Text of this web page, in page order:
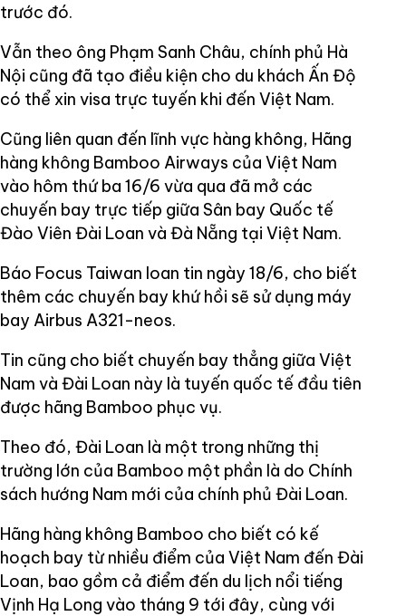
trước đó.
Vẫn theo ông Phạm Sanh Châu, chính phủ Hà
Nội cũng đã tạo điều kiện cho du khách Ấn Độ
có thể xin visa trực tuyến khi đến Việt Nam.
Cũng liên quan đến lĩnh vực hàng không, Hãng
hàng không Bamboo Airways của Việt Nam
vào hôm thứ ba 16/6 vừa qua đã mở các
chuyến bay trực tiếp giữa Sân bay Quốc tế
Đào Viên Đài Loan và Đà Nẵng tại Việt Nam.
Báo Focus Taiwan loan tin ngày 18/6, cho biết
thêm các chuyến bay khứ hồi sẽ sử dụng máy
bay Airbus A321-neos.
Tin cũng cho biết chuyến bay thẳng giữa Việt
Nam và Đài Loan này là tuyến quốc tế đầu tiên
được hãng Bamboo phục vụ.
Theo đó, Đài Loan là một trong những thị
trường lớn của Bamboo một phần là do Chính
sách hướng Nam mới của chính phủ Đài Loan.
Hãng hàng không Bamboo cho biết có kế
hoạch bay từ nhiều điểm của Việt Nam đến Đài
Loan, bao gồm cả điểm đến du lịch nổi tiếng
Vịnh Hạ Long vào tháng 9 tới đây, cùng với